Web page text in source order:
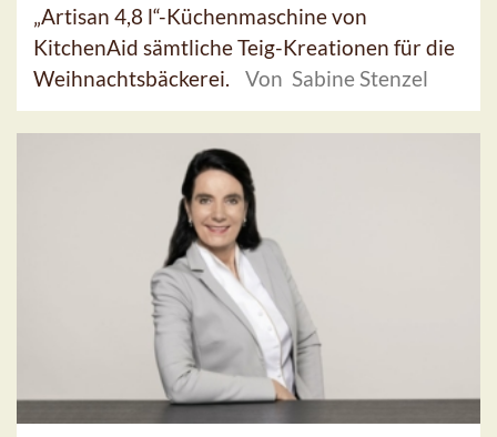
„Artisan 4,8 l“-Küchenmaschine von
KitchenAid sämtliche Teig-Kreationen für die
Weihnachtsbäckerei.
Von Sabine Stenzel